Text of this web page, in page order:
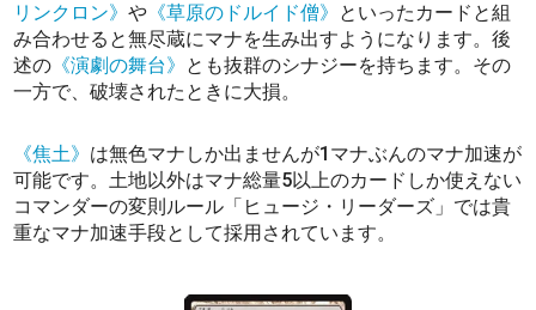
リンクロン》や 《草原のドルイド僧》 といったカードと組
み合わせると無尽蔵にマナを生み出すようになります。後
述の 《演劇の舞台》 とも抜群のシナジーを持ちます。その
一方で、破壊されたときに大損。
《焦土》 は無色マナしか出ませんが1マナぶんのマナ加速が
可能です。土地以外はマナ総量5以上のカードしか使えない
コマンダーの変則ルール「ヒュージ・リーダーズ」では貴
重なマナ加速手段として採用されています。